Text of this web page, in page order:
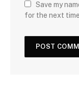
Save my
for the next